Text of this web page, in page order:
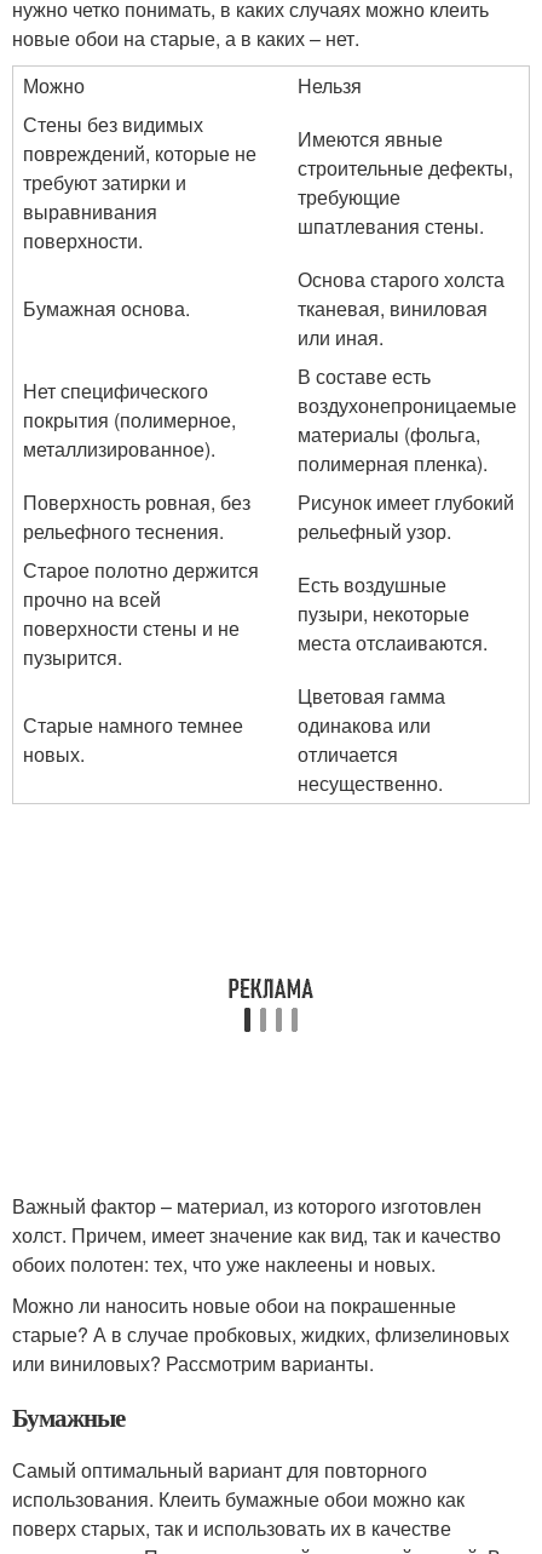
нужно четко понимать, в каких случаях можно клеить
новые обои на старые, а в каких – нет.
Можно
Нельзя
Стены без видимых
повреждений, которые не
требуют затирки и
выравнивания
поверхности.
Имеются явные
строительные дефекты,
требующие
шпатлевания стены.
Бумажная основа.
Основа старого холста
тканевая, виниловая
или иная.
Нет специфического
покрытия (полимерное,
металлизированное).
В составе есть
воздухонепроницаемые
материалы (фольга,
полимерная пленка).
Поверхность ровная, без
рельефного теснения.
Рисунок имеет глубокий
рельефный узор.
Старое полотно держится
прочно на всей
поверхности стены и не
пузырится.
Есть воздушные
пузыри, некоторые
места отслаиваются.
Старые намного темнее
новых.
Цветовая гамма
одинакова или
отличается
несущественно.
Важный фактор – материал, из которого изготовлен
холст. Причем, имеет значение как вид, так и качество
обоих полотен: тех, что уже наклеены и новых.
Можно ли наносить новые обои на покрашенные
старые? А в случае пробковых, жидких, флизелиновых
или виниловых? Рассмотрим варианты.
Бумажные
Самый оптимальный вариант для повторного
использования. Клеить бумажные обои можно как
поверх старых, так и использовать их в качестве